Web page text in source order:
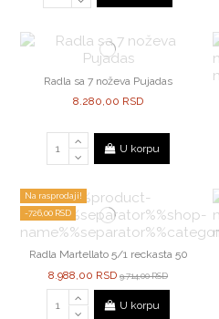
Radla sa 7 noževa Pujadas
8.280,00 RSD
U korpu
Na rasprodaji!
-726,00 RSD
Radla Martellato 5/1 reckasta 50
8.988,00 RSD9.714,00 RSD
U korpu